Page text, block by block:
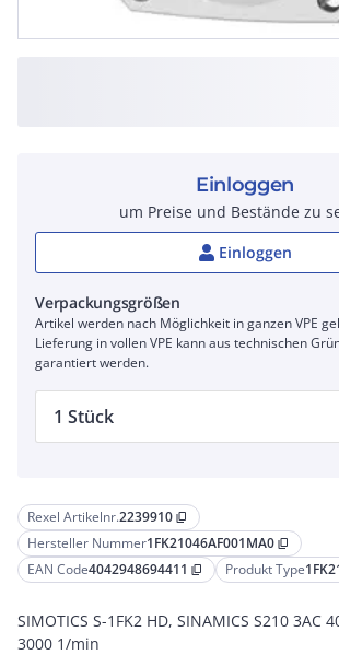
Rexel Artikelnr.2239910 content_copy
Hersteller Nummer1FK21046AF001MA0 content_copy
EAN Code4042948694411 content_copy Produkt Type
SIMOTICS S-1FK2 HD, SINAMICS S210 3AC
3000 1/min
Einloggen
um Preise und Bestände zu
Einloggen
Verpackungsgrößen
Artikel werden nach Möglichkeit in ganzen VPE
Lieferung in vollen VPE kann aus technischen
garantiert werden.
1 Stück